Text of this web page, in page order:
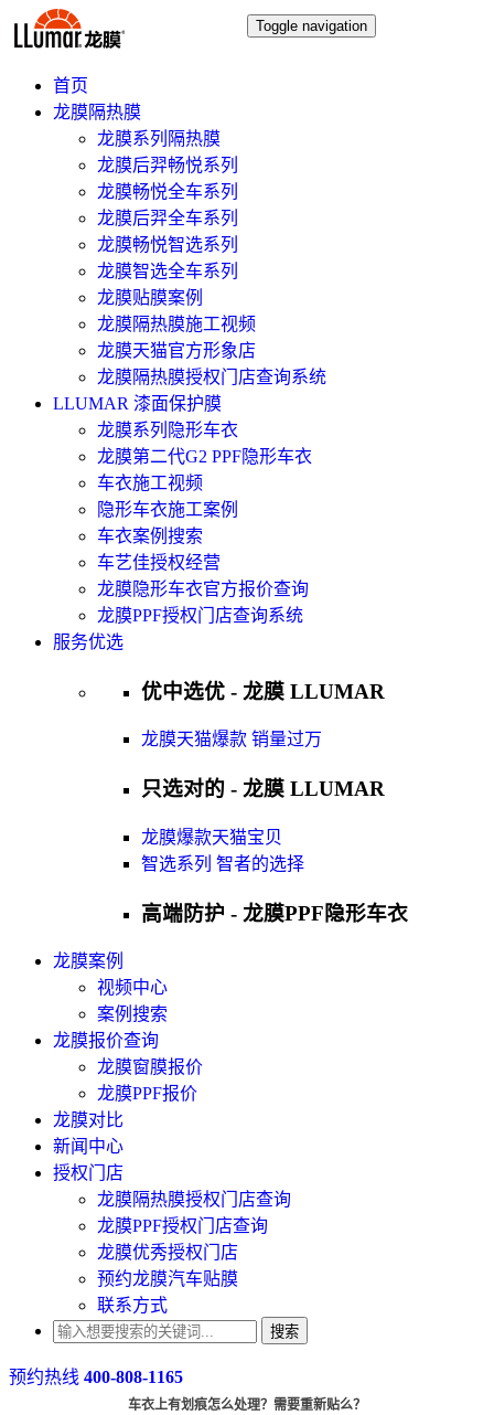
Toggle navigation
首页
龙膜隔热膜
龙膜系列隔热膜
龙膜后羿畅悦系列
龙膜畅悦全车系列
龙膜后羿全车系列
龙膜畅悦智选系列
龙膜智选全车系列
龙膜贴膜案例
龙膜隔热膜施工视频
龙膜天猫官方形象店
龙膜隔热膜授权门店查询系统
LLUMAR 漆面保护膜
龙膜系列隐形车衣
龙膜第二代G2 PPF隐形车衣
车衣施工视频
隐形车衣施工案例
车衣案例搜索
车艺佳授权经营
龙膜隐形车衣官方报价查询
龙膜PPF授权门店查询系统
服务优选
优中选优 - 龙膜 LLUMAR
龙膜天猫爆款 销量过万
只选对的 - 龙膜 LLUMAR
龙膜爆款天猫宝贝
智选系列 智者的选择
高端防护 - 龙膜PPF隐形车衣
龙膜案例
视频中心
案例搜索
龙膜报价查询
龙膜窗膜报价
龙膜PPF报价
龙膜对比
新闻中心
授权门店
龙膜隔热膜授权门店查询
龙膜PPF授权门店查询
龙膜优秀授权门店
预约龙膜汽车贴膜
联系方式
搜索
预约热线 400-808-1165
车衣上有划痕怎么处理？需要重新贴么？